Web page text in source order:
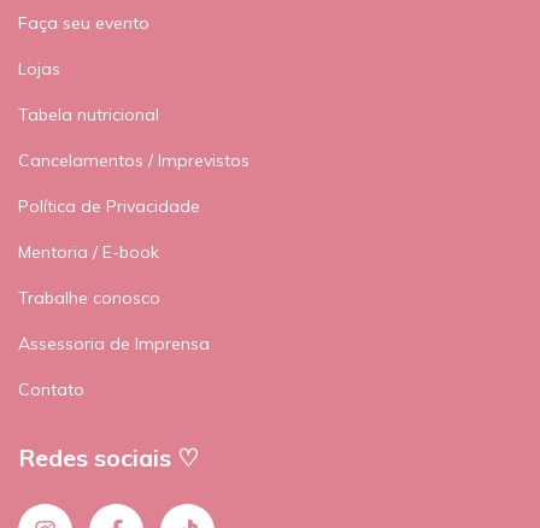
Faça seu evento
Lojas
Tabela nutricional
Cancelamentos / Imprevistos
Política de Privacidade
Mentoria / E-book
Trabalhe conosco
Assessoria de Imprensa
Contato
Redes sociais ♡